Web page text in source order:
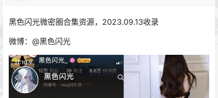
黑色闪光微密圈合集资源，2023.09.13收录
微博：@黑色闪光